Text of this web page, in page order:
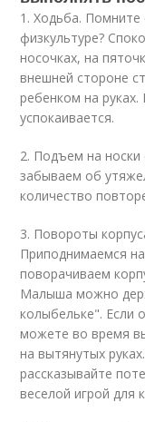
1. Ходьба. Помните
физкультуре?
носочках, на
внешней стороне
ребенком на
успокаивается.
2. Подъем на носки
забываем об
количество
3. Повороты
Приподнимаемся
поворачиваем
Малыша можно
колыбельке". Если
можете во время
на вытянутых
рассказывайте
веселой игрой для